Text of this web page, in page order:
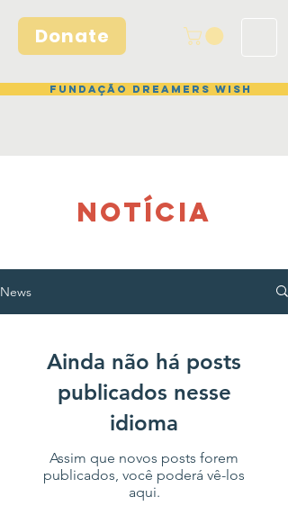
Donate
Fundação Dreamers Wish
NOTÍCIA
News
Ainda não há posts
publicados nesse
idioma
Assim que novos posts forem
publicados, você poderá vê-los
aqui.